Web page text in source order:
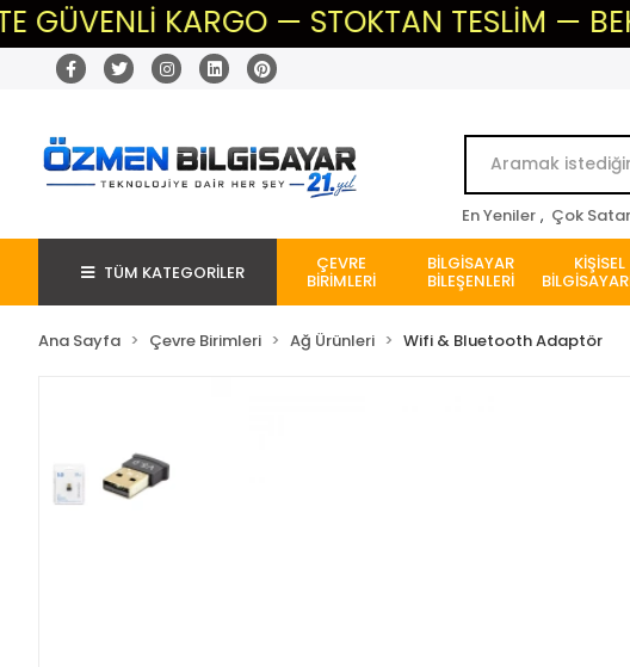
KARGO — STOKTAN TESLİM —
En Yeniler , Çok
TÜM KATEGORİLER ÇEVRE
BİRİMLERİ
BİLGİSAYAR
BİLEŞENLERİ
KİŞİSEL
Ana Sayfa Çevre Birimleri Ağ Ürünleri Wifi & Bluetooth Adaptör